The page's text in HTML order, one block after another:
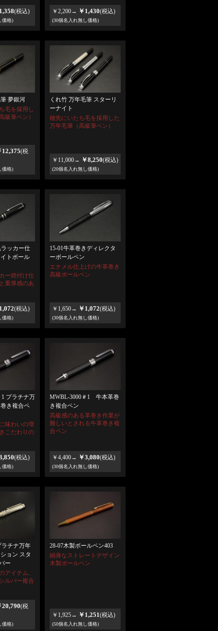
(税込)
価格)
￥2,200→ ￥1,430(税込)
(30個名入れ無し価格)
夢銀河
毛を採用し
級筆ペン）
12,375(税
価格)
くれ竹 万年毛筆 スターリ
ーナイト
穂先にいたち毛を採用した
万年毛筆（高級筆ペン）
￥11,000→ ￥8,250(税込)
(20個名入れ無し価格)
ッカー仕
トボール
ー焼付け仕
重厚感のあ
(税込)
価格)
15-01牛革巻きディレクタ
ーボールペン
エナメル仕上げの牛革巻き
高級ボールペン
￥1,650→ ￥1,072(税込)
(30個名入れ無し価格)
プラチナ万
き複合ペ
味わいの増
こだわりの
(税込)
価格)
MWBL-3000＃1 牛本革巻
き複合ペン
高級感のある革巻き作業が
難しいとされる牛革巻き複
合ペン
￥4,400→ ￥3,080(税込)
(30個名入れ無し価格)
チナ万年
ョン スタ
ー
アイテム、
ルバー複合
20,790(税
価格)
28-07木製ボールペン403
細身なストレートデザイン
木製ボールペン
￥1,925→ ￥1,251(税込)
(50個名入れ無し価格)